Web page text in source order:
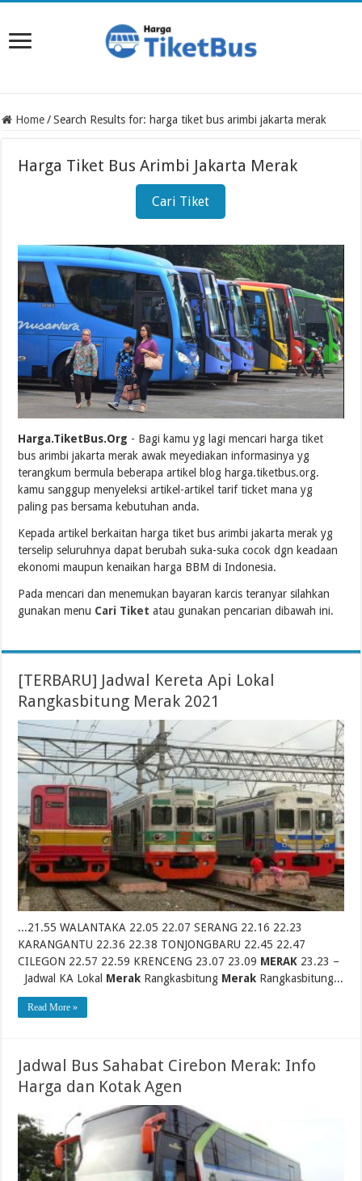
Home / Search Results for: harga tiket bus arimbi jakarta merak
Harga Tiket Bus Arimbi Jakarta Merak
Cari Tiket
Harga.TiketBus.Org - Bagi kamu yg lagi mencari harga tiket
bus arimbi jakarta merak awak meyediakan informasinya yg
terangkum bermula beberapa artikel blog harga.tiketbus.org.
kamu sanggup menyeleksi artikel-artikel tarif ticket mana yg
paling pas bersama kebutuhan anda.
Kepada artikel berkaitan harga tiket bus arimbi jakarta merak yg
terselip seluruhnya dapat berubah suka-suka cocok dgn keadaan
ekonomi maupun kenaikan harga BBM di Indonesia.
Pada mencari dan menemukan bayaran karcis teranyar silahkan
gunakan menu Cari Tiket atau gunakan pencarian dibawah ini.
[TERBARU] Jadwal Kereta Api Lokal
Rangkasbitung Merak 2021
...21.55 WALANTAKA 22.05 22.07 SERANG 22.16 22.23
KARANGANTU 22.36 22.38 TONJONGBARU 22.45 22.47
CILEGON 22.57 22.59 KRENCENG 23.07 23.09 MERAK 23.23 –
Jadwal KA Lokal Merak Rangkasbitung Merak Rangkasbitung...
Read More »
Jadwal Bus Sahabat Cirebon Merak: Info
Harga dan Kotak Agen